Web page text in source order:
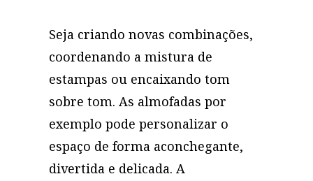
Seja criando novas combinações,
coordenando a mistura de
estampas ou encaixando tom
sobre tom. As almofadas por
exemplo pode personalizar o
espaço de forma aconchegante,
divertida e delicada. A